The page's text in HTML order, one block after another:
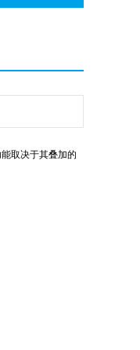
取决于其叠加的